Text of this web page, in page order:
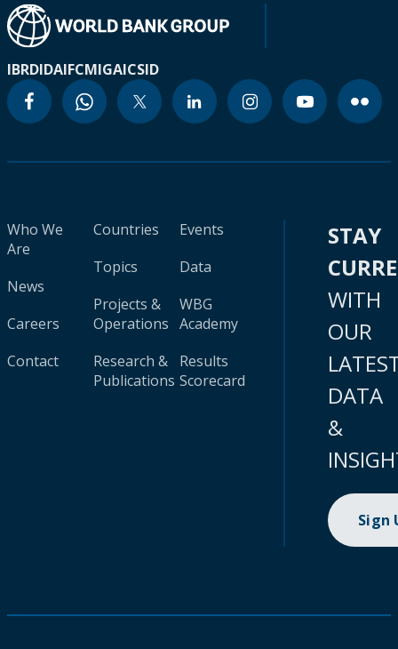
IBRDIDAIFCMIGAICSID
Who We
Are
News
Careers
Contact
Countries
Topics
Projects &
Operations
Research &
Publications
Events
Data
WBG
Academy
Results
Scorecard
STAY
WITH
OUR
DATA
&
Sign